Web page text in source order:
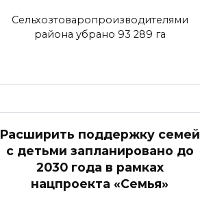
Сельхозтоваропроизводителями
района убрано 93 289 га
Расширить поддержку семей
с детьми запланировано до
2030 года в рамках
нацпроекта «Семья»